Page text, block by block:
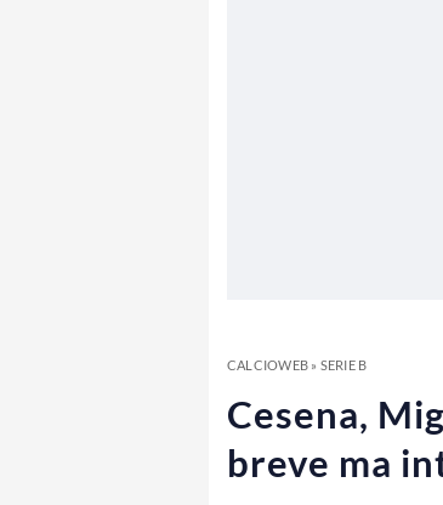
CALCIOWEB» SERIE B
Cesena,
breve ma